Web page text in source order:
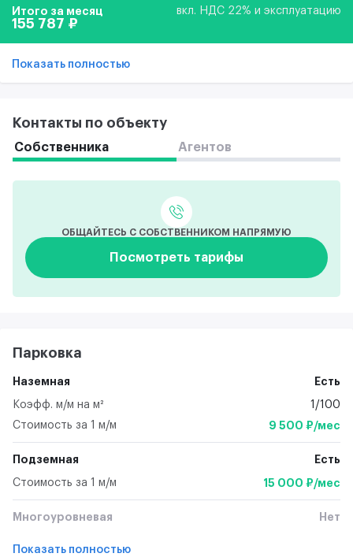
Итого за месяц вкл. НДС 22% и эксплуатацию
155 787 ₽
Показать полностью
Контакты по объекту
Собственника Агентов
ОБЩАЙТЕСЬ С СОБСТВЕННИКОМ НАПРЯМУЮ
Посмотреть тарифы
Парковка
Наземная Есть
Коэфф. м/м на м²
1/100
Стоимость за 1 м/м
9 500 ₽/мес
Подземная Есть
Стоимость за 1 м/м 15 000 ₽/мес
Многоуровневая Нет
Показать полностью